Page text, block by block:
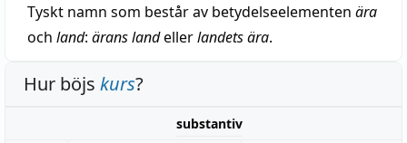
Tyskt namn som består av betydelseelementen ära
och land: ärans landellerlandets ära.
Hur böjs kurs?
substantiv